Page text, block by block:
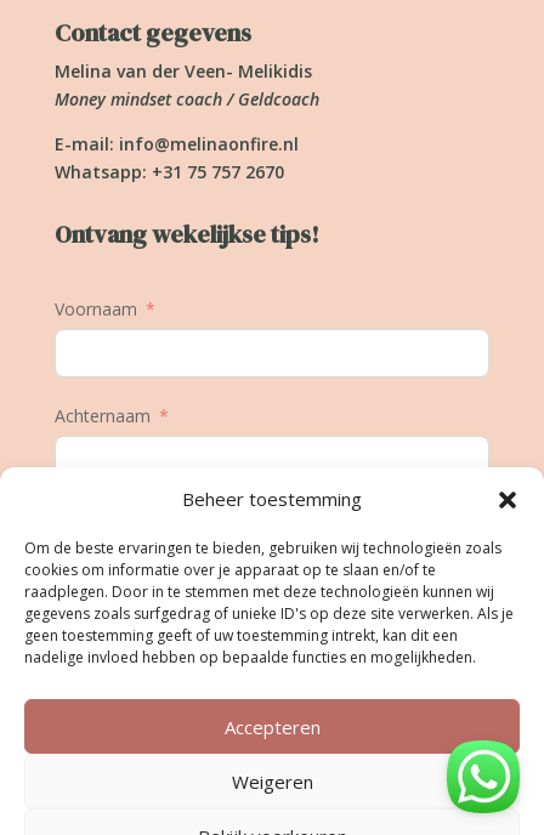
Beheer toestemming
Om de beste ervaringen te bieden, gebruiken wij technologieën zoals
cookies om informatie over je apparaat op te slaan en/of te
raadplegen. Door in te stemmen met deze technologieën kunnen wij
gegevens zoals surfgedrag of unieke ID's op deze site verwerken. Als je
geen toestemming geeft of uw toestemming intrekt, kan dit een
nadelige invloed hebben op bepaalde functies en mogelijkheden.
Accepteren
Weigeren
Contact gegevens
Melina van der Veen- Melikidis
Money mindset coach / Geldcoach
E-mail: info@melinaonfire.nl
Whatsapp: +31 75 757 2670
Ontvang wekelijkse tips!
Voornaam
Achternaam
Geboortedatum
Inschrijven